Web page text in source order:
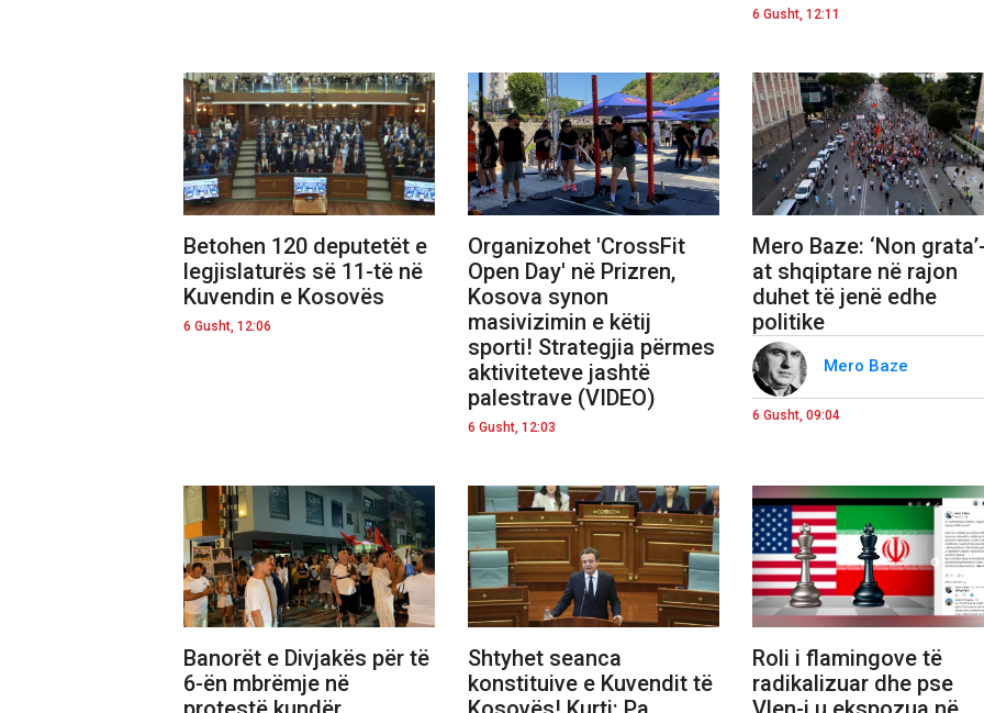
6 Gusht, 12:11
Betohen 120 deputetët e
legjislaturës së 11-të në
Kuvendin e Kosovës
6 Gusht, 12:06
Organizohet 'CrossFit
Open Day' në Prizren,
Kosova synon
masivizimin e këtij
sporti! Strategjia përmes
aktiviteteve jashtë
palestrave (VIDEO)
6 Gusht, 12:03
Mero Baze: ‘Non
at shqiptare në rajon
duhet të jenë edhe
politike
Mero Baze
6 Gusht, 09:04
Banorët e Divjakës për të
6-ën mbrëmje në
Shtyhet seanca
konstituive e Kuvendit të
Roli i flamingove të
radikalizuar dhe pse